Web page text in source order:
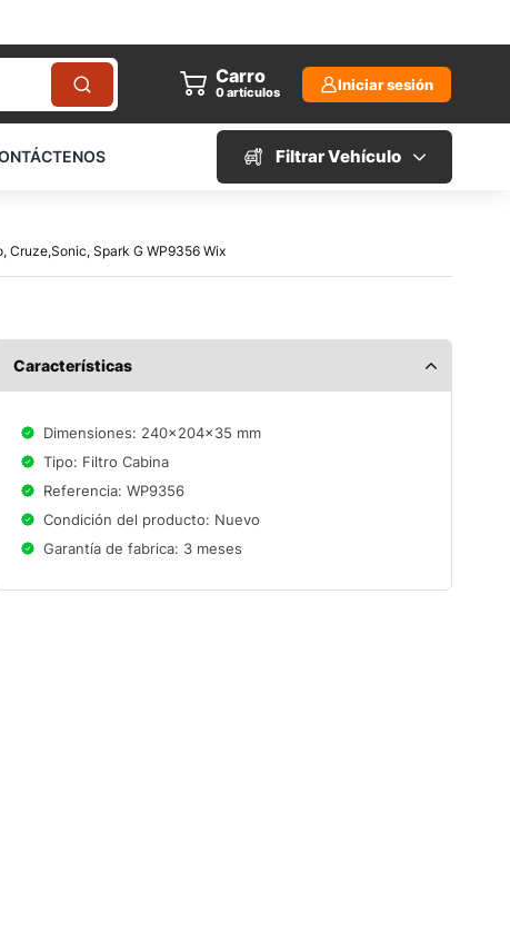
Carro
0artículos Iniciar sesión
Filtrar Vehículo
Cruze,Sonic, Spark G WP9356 Wix
Características
Dimensiones: 240x204x35 mm
Tipo: Filtro Cabina
Referencia: WP9356
Condición del producto: Nuevo
Garantía de fabrica: 3 meses